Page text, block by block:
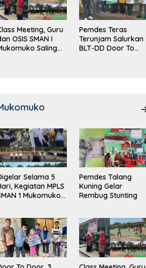
Meeting, Guru
OSIS SMAN I
Saling
Pemdes Teras
Terunjam Salurkan
BLT-DD Door To
Selama 5
Kegiatan MPLS
1 Mukomuko
Pemdes Talang
Kuning Gelar
Rembug Stunting